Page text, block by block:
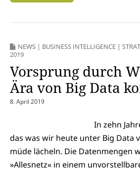
NEWS | BUSINESS INTELLIGENCE |
2019
Vorsprung durch
Ära von Big Data
8. April 2019
In zehn
das was wir heute unter Big Data
müde lächeln. Die Datenmengen
»Allesnetz« in einem